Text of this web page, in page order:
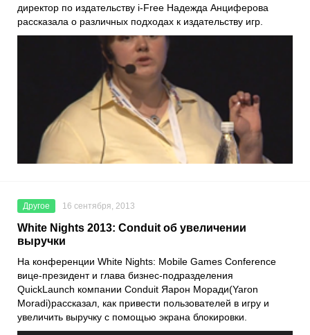
директор по издательству i-Free Надежда Анциферова
рассказала о различных подходах к издательству игр.
Другое 16 сентября, 2013
White Nights 2013: Conduit об увеличении
выручки
На конференции White Nights: Mobile Games Conference
вице-президент и глава бизнес-подразделения
QuickLaunch компании Conduit Яарон Моради(Yaron
Moradi)рассказал, как привести пользователей в игру и
увеличить выручку с помощью экрана блокировки.